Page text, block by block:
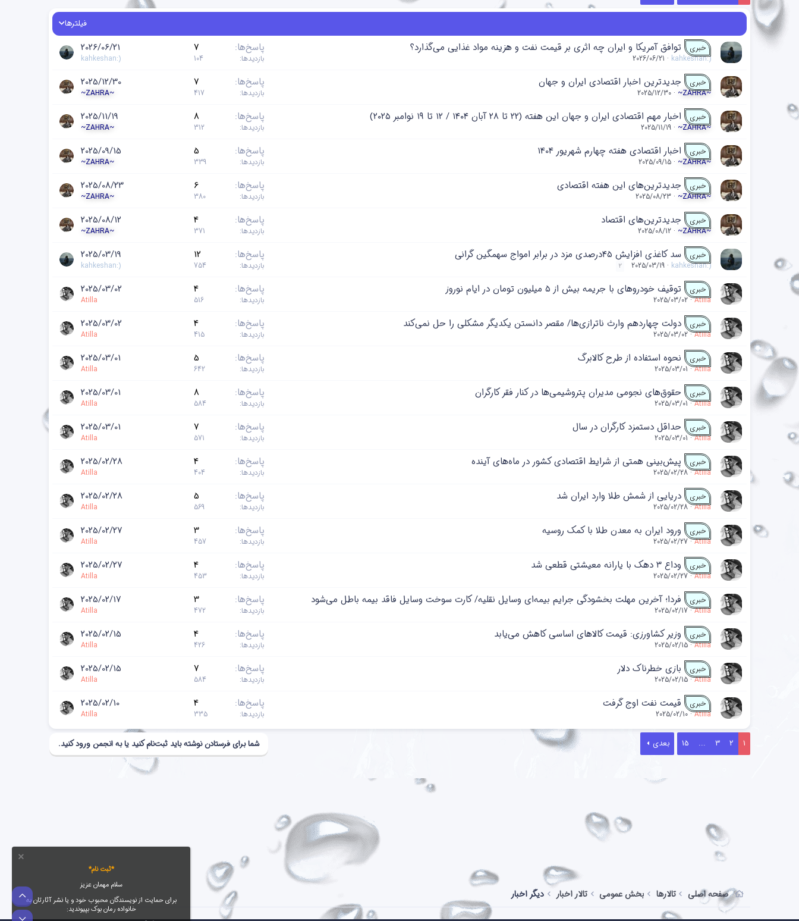
فیلترها
خبری توافق آمریکا و ایران چه اثری بر قیمت نفت و هزینه مواد غذایی می‌گذارد؟
kahkeshan:)
2026/06/21
پاسخ‌ها 7
بازدیدها 104
2026/06/21
kahkeshan:)
خبری جدیدترین اخبار اقتصادی ایران و جهان
~ZAHRA~
2025/12/30
پاسخ‌ها 7
بازدیدها 417
2025/12/30
~ZAHRA~
خبری اخبار مهم اقتصادی ایران و جهان این هفته (۲۲ تا ۲۸ آبان ۱۴۰۴ / ۱۲ تا ۱۹ نوامبر ۲۰۲۵)
~ZAHRA~
2025/11/19
پاسخ‌ها 8
بازدیدها 312
2025/11/19
~ZAHRA~
خبری اخبار اقتصادی هفته چهارم شهریور 1404
~ZAHRA~
2025/09/15
پاسخ‌ها 5
بازدیدها 339
2025/09/15
~ZAHRA~
خبری جدیدترین‌های این هفته اقتصادی
~ZAHRA~
2025/08/23
پاسخ‌ها 6
بازدیدها 380
2025/08/23
~ZAHRA~
خبری جدیدترین‌های اقتصاد
~ZAHRA~
2025/08/12
پاسخ‌ها 4
بازدیدها 371
2025/08/12
~ZAHRA~
خبری سد کاغذی افزایش ۴۵درصدی مزد در برابر امواج سهمگین گرانی
kahkeshan:)
2025/03/19
2
پاسخ‌ها 12
بازدیدها 754
2025/03/19
kahkeshan:)
خبری توقیف خودروهای با جریمه بیش از ۵ میلیون تومان در ایام نوروز
Atilla
2025/03/02
پاسخ‌ها 4
بازدیدها 516
2025/03/02
Atilla
خبری دولت چهاردهم وارث ناترازی‌ها/ مقصر دانستن یکدیگر مشکلی را حل نمی‌کند
Atilla
2025/03/02
پاسخ‌ها 4
بازدیدها 415
2025/03/02
Atilla
خبری نحوه استفاده از طرح کالابرگ
Atilla
2025/03/01
پاسخ‌ها 5
بازدیدها 642
2025/03/01
Atilla
خبری حقوق‌های نجومی مدیران پتروشیمی‌ها در کنار فقر کارگران
Atilla
2025/03/01
پاسخ‌ها 8
بازدیدها 584
2025/03/01
Atilla
خبری حداقل دستمزد کارگران در سال
Atilla
2025/03/01
پاسخ‌ها 7
بازدیدها 571
2025/03/01
Atilla
خبری پیش‌بینی همتی از شرایط اقتصادی کشور در ماه‌های آینده
Atilla
2025/02/28
پاسخ‌ها 4
بازدیدها 404
2025/02/28
Atilla
خبری دریایی از شمش طلا وارد ایران شد
Atilla
2025/02/28
پاسخ‌ها 5
بازدیدها 569
2025/02/28
Atilla
خبری ورود ایران به معدن طلا با کمک روسیه
Atilla
2025/02/27
پاسخ‌ها 3
بازدیدها 457
2025/02/27
Atilla
خبری وداع ۳ دهک با یارانه معیشتی قطعی شد
Atilla
2025/02/27
پاسخ‌ها 4
بازدیدها 453
2025/02/27
Atilla
خبری فردا؛ آخرین مهلت بخشودگی جرایم بیمه‌ای وسایل نقلیه/ کارت سوخت وسایل فاقد بیمه‌ باطل می‌شود
Atilla
2025/02/17
پاسخ‌ها 3
بازدیدها 472
2025/02/17
Atilla
خبری وزیر کشاورزی: قیمت کالا‌های اساسی کاهش می‌یابد
Atilla
2025/02/15
پاسخ‌ها 4
بازدیدها 426
2025/02/15
Atilla
خبری بازی خطرناک دلار
Atilla
2025/02/15
پاسخ‌ها 7
بازدیدها 584
2025/02/15
Atilla
خبری قیمت نفت اوج گرفت
Atilla
2025/02/10
پاسخ‌ها 4
بازدیدها 335
2025/02/10
Atilla
1
2
3
...
15 بعدی شما برای فرستادن نوشته باید ثبت‌نام کنید یا به انجمن ورود کنید.
صفحه اصلی تالارها بخش عمومی تالار اخبار دیگر اخبار
*ثبت نام*
سلام مهمان عزیز
برای حمایت از نویسندگان محبوب خود و یا نشر آثارتان به
خانواده رمان بوک بپیوندید:
بالا